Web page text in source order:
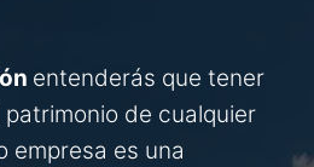
entenderás que tener
de cualquier
empresa es una